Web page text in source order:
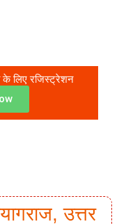
के लिए रजिस्ट्रेशन
उत्तर